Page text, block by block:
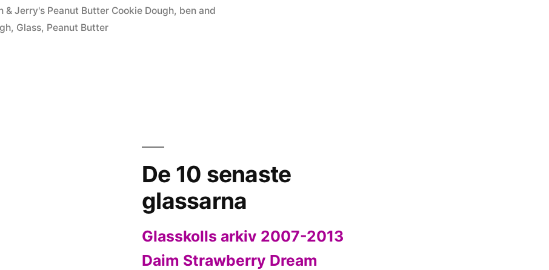
i
& Jerry's Peanut Butter Cookie Dough, ben and
, Glass, Peanut Butter
De 10 senaste
glassarna
Glasskolls arkiv 2007-2013
Daim Strawberry Dream